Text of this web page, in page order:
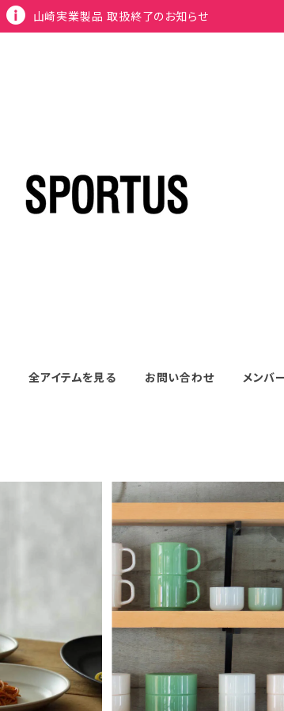
山崎実業製品 取扱終了のお知らせ
全アイテムを見る お問い合わせ メンバ